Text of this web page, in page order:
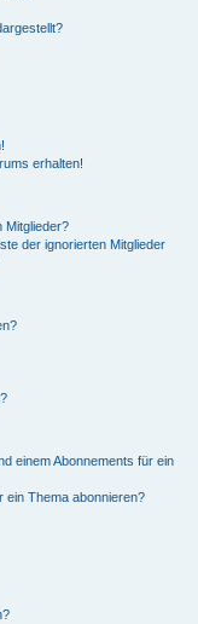
erhalten!
Mitglieder?
der ignorierten Mitglieder
einem Abonnements für ein
ein Thema abonnieren?